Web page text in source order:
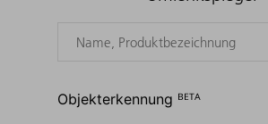
Objekterkennung ᴮᴱᵀᴬ